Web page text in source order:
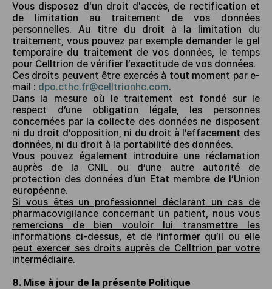
Vous disposez d'un droit d'accès, de rectification et
de limitation au traitement de vos données
personnelles. Au titre du droit à la limitation du
traitement, vous pouvez par exemple demander le gel
temporaire du traitement de vos données, le temps
pour Celltrion de vérifier l’exactitude de vos données.
Ces droits peuvent être exercés à tout moment par e-
mail : dpo.cthc.fr@celltrionhc.com.
Dans la mesure où le traitement est fondé sur le
respect d’une obligation légale, les personnes
concernées par la collecte des données ne disposent
ni du droit d’opposition, ni du droit à l’effacement des
données, ni du droit à la portabilité des données.
Vous pouvez également introduire une réclamation
auprès de la CNIL ou d’une autre autorité de
protection des données d’un Etat membre de l’Union
européenne.
Si vous êtes un professionnel déclarant un cas de
pharmacovigilance concernant un patient, nous vous
remercions de bien vouloir lui transmettre les
informations ci-dessus, et de l’informer qu’il ou elle
peut exercer ses droits auprès de Celltrion par votre
intermédiaire.
8. Mise à jour de la présente Politique